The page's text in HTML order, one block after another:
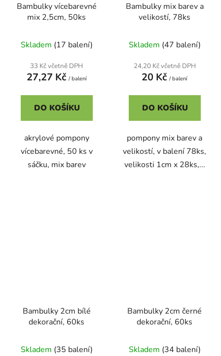
Bambulky vícebarevné
mix 2,5cm, 50ks
Skladem (17 balení)
33 Kč včetně DPH
27,27 Kč / balení
DO KOŠÍKU
akrylové pompony
vícebarevné, 50 ks v
sáčku, mix barev
Bambulky mix barev a
velikostí, 78ks
Skladem (47 balení)
24,20 Kč včetně DPH
20 Kč / balení
DO KOŠÍKU
pompony mix barev a
velikostí, v balení 78ks,
velikosti 1cm x 28ks,...
Bambulky 2cm bílé
dekorační, 60ks
Skladem (35 balení)
Bambulky 2cm černé
dekorační, 60ks
Skladem (34 balení)